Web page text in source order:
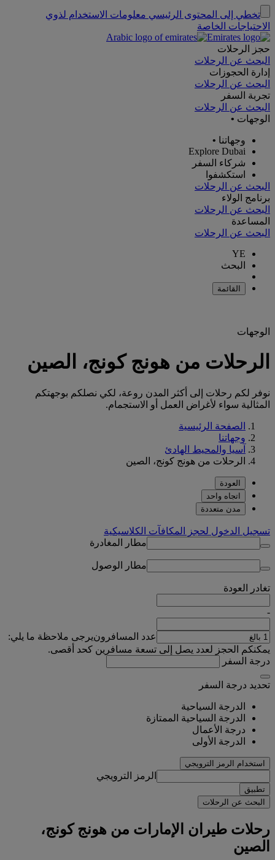
تخطي إلى المحتوى الرئيسي معلومات الاستخدام لذوي
الاحتياجات الخاصة
حجز الرحلات
البحث عن الرحلات
إدارة الحجوزات
البحث عن الرحلات
تجربة السفر
البحث عن الرحلات
الوجهات •
وجهاتنا •
Explore Dubai
شركاء السفر
استكشفوا
البحث عن الرحلات
برنامج الولاء
البحث عن الرحلات
المساعدة
البحث عن الرحلات
YE
البحث
القائمة
الوجهات
الرحلات من هونج كونج، الصين
نوفر لكم رحلات إلى أكثر المدن روعة، لكي نصلكم بوجهتكم
المثالية سواء لأغراض العمل أو الاستجمام.
الصفحة الرئيسية
وجهاتنا
آسيا والمحيط الهادئ
الرحلات من هونج كونج، الصين
العودة
اتجاه واحد
مدن متعددة
تسجيل الدخول لحجز المكافآت الكلاسيكية
مطار المغادرة
مطار الوصول
تغادر العودة
-
عدد المسافرونيرجى ملاحظة ما يلي:
يمكنكم الحجز لعدد يصل إلى تسعة مسافرين كحد أقصى.
درجة السفر
تحديد درجة السفر
الدرجة السياحية
الدرجة السياحية الممتازة
درجة الأعمال
الدرجة الأولى
استخدام الرمز الترويجي
الرمز الترويجي
تطبيق
البحث عن الرحلات
رحلات طيران الإمارات من هونج كونج،
الصين